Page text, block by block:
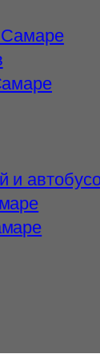
Самаре
и